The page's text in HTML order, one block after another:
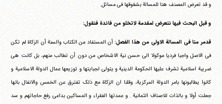
و قد تعرض المصنف هنا للمسالة بشقوقها فی مسائل.
و قبل البحث فیها نتعرض لمقدمة لاتخلو من فائدة فنقول:
قدمر منا فی المسالة الاولی من هذا الفصل: أن المستفاد من الکتاب والسنة أن الزکاة لم تکن
فی الاصل واجبا فردیا موکولا الی حسن نیة الاشخاص من دون أن تطالب منهم، بل کانت هی
ضریبة اسلامیة تشرف علیها الحکومة الدینیة و یتولی لجبایتها و توزیعها عمال الدولة الاسلامیة و
کانوا یطالبونها بامر الدولة المرکزیة، وقلنا ان الزکاة مع ذلک تفترق عن الخمس والانفال بانها
جعلت أولا و بالذات للاصناف الثمانیة . و عمدتها الفقراء و المساکین بداعی رفع حاجاتهم و سد